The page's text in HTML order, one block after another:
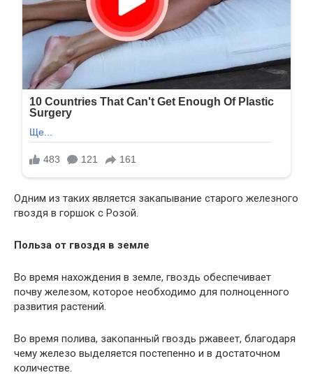
Одним из таких является закапывание старого железного
гвоздя в горшок с Розой.
Польза от гвоздя в земле
Во время нахождения в земле, гвоздь обеспечивает
почву железом, которое необходимо для полноценного
развития растений.
Во время полива, закопанный гвоздь ржавеет, благодаря
чему железо выделяется постепенно и в достаточном
количестве.